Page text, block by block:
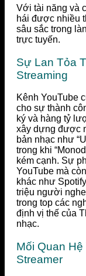
Với tài năng và
hái được nhiều
sâu sắc trong
trực tuyến.
Sự Lan Tỏa
Streaming
Kênh YouTube
cho sự thành
ký và hàng tỷ
xây dựng được
bản nhạc như
trong khi
kém cạnh. Sự
YouTube mà
khác như
triệu người
trong top các
định vị thế của
nhạc.
Mối Quan
Streamer